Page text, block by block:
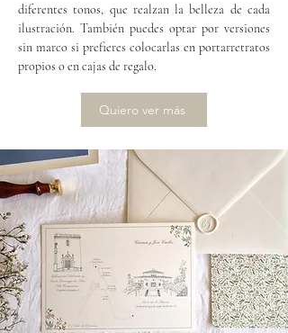
diferentes tonos, que realzan la belleza de cada
ilustración. También puedes optar por versiones
sin marco si prefieres colocarlas en portarretratos
propios o en cajas de regalo.
Quiero ver más